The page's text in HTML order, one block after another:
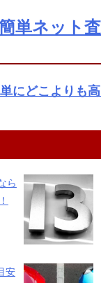
単ネット
にどこよりも
ら
安